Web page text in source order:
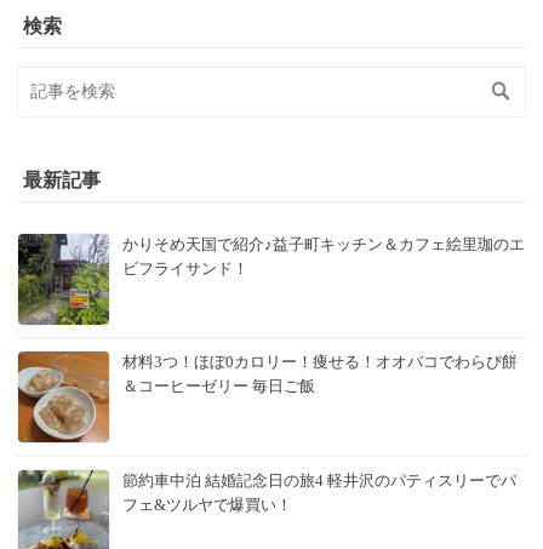
検索
最新記事
かりそめ天国で紹介♪益子町キッチン＆カフェ絵里珈のエ
ビフライサンド！
材料3つ！ほぼ0カロリー！痩せる！オオバコでわらび餅
＆コーヒーゼリー 毎日ご飯
節約車中泊 結婚記念日の旅4 軽井沢のパティスリーでパ
フェ&ツルヤで爆買い！